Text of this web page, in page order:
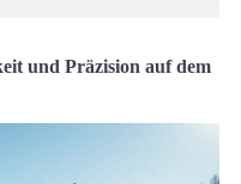
und Präzision auf dem